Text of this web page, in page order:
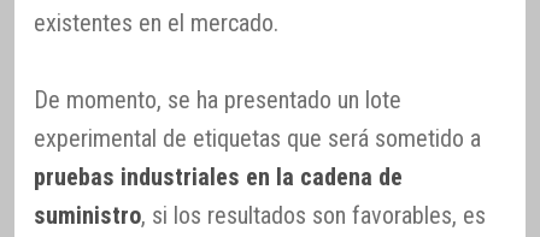
existentes en el mercado.
De momento, se ha presentado un lote
experimental de etiquetas que será sometido a
pruebas industriales en la cadena de
suministro, si los resultados son favorables, es